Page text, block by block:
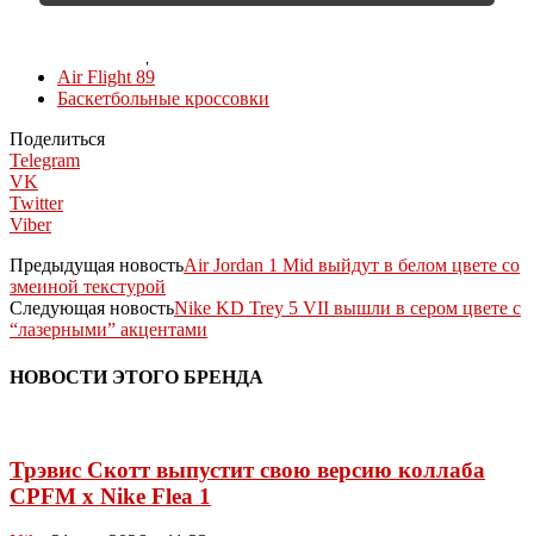
Air Flight 89
Баскетбольные кроссовки
Поделиться
Telegram
VK
Twitter
Viber
Предыдущая новостьAir Jordan 1 Mid выйдут в белом цвете со
змеиной текстурой
Следующая новостьNike KD Trey 5 VII вышли в сером цвете с
“лазерными” акцентами
НОВОСТИ ЭТОГО БРЕНДА
Трэвис Скотт выпустит свою версию коллаба
CPFM x Nike Flea 1